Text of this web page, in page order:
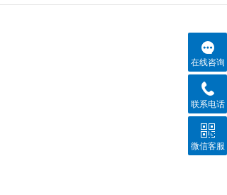
在线咨询
联系电话
微信客服